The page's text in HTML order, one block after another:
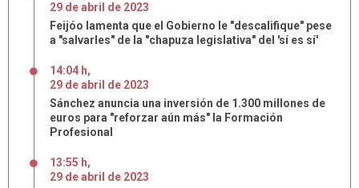
29 deabril de 2023
Feijóo lamenta que el Gobierno le "descalifique" pese
a "salvarles" de la "chapuza legislativa" del 'sí es sí'
14:04 h,
29 deabril de 2023
Sánchez anuncia una inversión de 1.300 millones de
euros para "reforzar aún más" la Formación
Profesional
13:55 h,
29 deabril de 2023